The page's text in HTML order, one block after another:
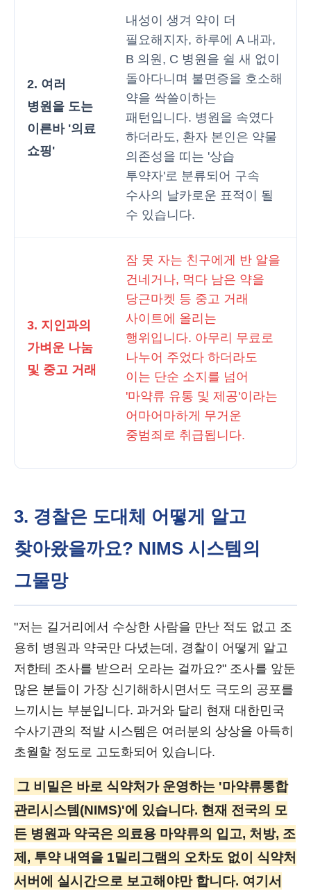
2. 여러
병원을 도는
이른바 '의료
쇼핑'
내성이 생겨 약이 더
필요해지자, 하루에 A 내과,
B 의원, C 병원을 쉴 새 없이
돌아다니며 불면증을 호소해
약을 싹쓸이하는
패턴입니다. 병원을 속였다
하더라도, 환자 본인은 약물
의존성을 띠는 '상습
투약자'로 분류되어 구속
수사의 날카로운 표적이 될
수 있습니다.
3. 지인과의
가벼운 나눔
및 중고 거래
잠 못 자는 친구에게 반 알을
건네거나, 먹다 남은 약을
당근마켓 등 중고 거래
사이트에 올리는
행위입니다. 아무리 무료로
나누어 주었다 하더라도
이는 단순 소지를 넘어
'마약류 유통 및 제공'이라는
어마어마하게 무거운
중범죄로 취급됩니다.
3. 경찰은 도대체 어떻게 알고
찾아왔을까요? NIMS 시스템의
그물망
"저는 길거리에서 수상한 사람을 만난 적도 없고 조
용히 병원과 약국만 다녔는데, 경찰이 어떻게 알고
저한테 조사를 받으러 오라는 걸까요?" 조사를 앞둔
많은 분들이 가장 신기해하시면서도 극도의 공포를
느끼시는 부분입니다. 과거와 달리 현재 대한민국
수사기관의 적발 시스템은 여러분의 상상을 아득히
초월할 정도로 고도화되어 있습니다.
그 비밀은 바로 식약처가 운영하는 '마약류통합
관리시스템(NIMS)'에 있습니다. 현재 전국의 모
든 병원과 약국은 의료용 마약류의 입고, 처방, 조
제, 투약 내역을 1밀리그램의 오차도 없이 식약처
서버에 실시간으로 보고해야만 합니다. 여기서